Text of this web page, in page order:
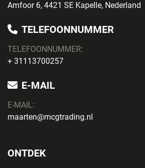
Amfoor 6, 4421 SE Kapelle, Nederland
TELEFOONNUMMER
TELEFOONNUMMER:
+ 31113700257
E-MAIL
E-MAIL:
maarten@mcgtrading.nl
ONTDEK